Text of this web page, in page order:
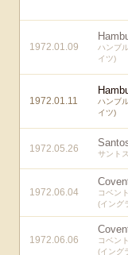
1972.01.09
ハンブ
イツ)
1972.01.11
ハンブ
イツ)
1972.05.26 サント
1972.06.04
コベン
(イング
1972.06.06
コベン
(イング